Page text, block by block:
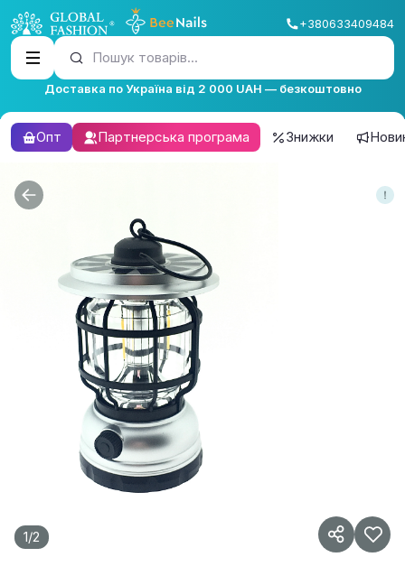
+380633409484
Пошук товарів...
Доставка по Україна від 2 000 UAH — безкоштовно
Опт Партнерська програма Знижки
1/2